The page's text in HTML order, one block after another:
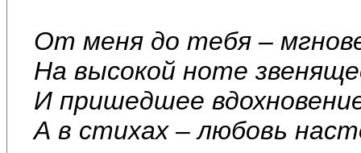
От меня до тебя –
На высокой ноте
И пришедшее
А в стихах – любовь